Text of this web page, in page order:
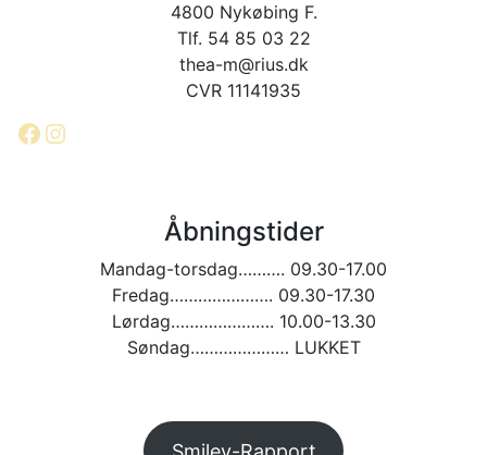
4800 Nykøbing F.
Tlf. 54 85 03 22
thea-m@rius.dk
CVR 11141935
Facebook
Instagram
Åbningstider
Mandag-torsdag………. 09.30-17.00
Fredag…………………. 09.30-17.30
Lørdag…………………. 10.00-13.30
Søndag………………… LUKKET